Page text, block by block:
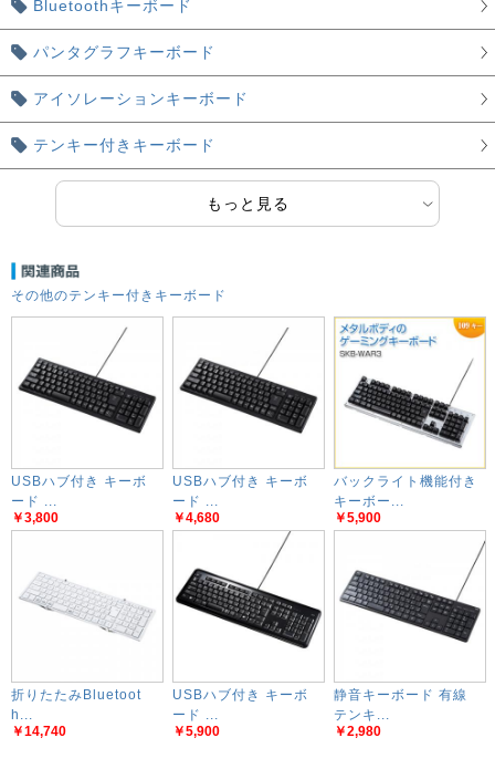
Bluetoothキーボード
パンタグラフキーボード
アイソレーションキーボード
テンキー付きキーボード
もっと見る
その他のテンキー付きキーボード
USBハブ付き キーボ
ード ...
￥3,800
USBハブ付き キーボ
ード ...
￥4,680
バックライト機能付き
キーボー...
￥5,900
折りたたみBluetoot
h...
￥14,740
USBハブ付き キーボ
ード ...
￥5,900
静音キーボード 有線
テンキ...
￥2,980